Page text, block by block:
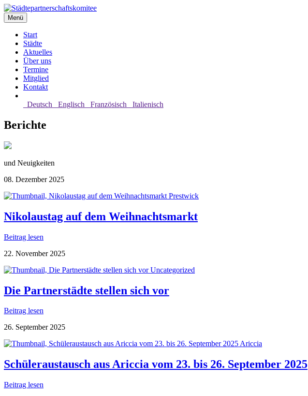
Menü
Start
Städte
Aktuelles
Über uns
Termine
Mitglied
Kontakt
Deutsch Englisch Französisch Italienisch
Berichte
und Neuigkeiten
08. Dezember 2025
Prestwick
Nikolaustag auf dem Weihnachtsmarkt
Beitrag lesen
22. November 2025
Uncategorized
Die Partnerstädte stellen sich vor
Beitrag lesen
26. September 2025
Ariccia
Schüleraustausch aus Ariccia vom 23. bis 26. September 2025
Beitrag lesen